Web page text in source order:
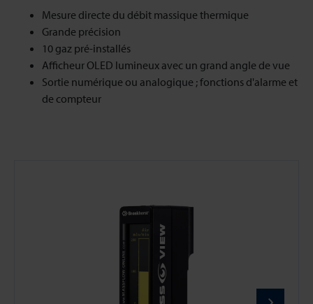
Mesure directe du débit massique thermique
Grande précision
10 gaz pré-installés
Afficheur OLED lumineux avec un grand angle de vue
Sortie numérique ou analogique ; fonctions d'alarme et
de compteur